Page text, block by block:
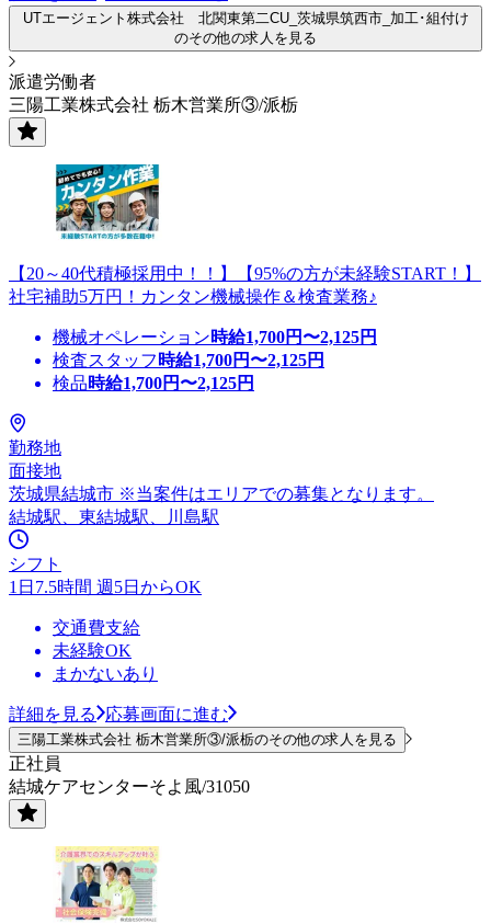
UTエージェント株式会社 北関東第二CU_茨城県筑西市_加工･組付け
のその他の求人を見る
派遣労働者
三陽工業株式会社 栃木営業所③/派栃
【20～40代積極採用中！！】【95%の方が未経験START！】
社宅補助5万円！カンタン機械操作＆検査業務♪
機械オペレーション時給1,700円〜2,125円
検査スタッフ 時給1,700円〜2,125円
検品時給1,700円〜2,125円
勤務地
面接地
茨城県結城市 ※当案件はエリアでの募集となります。
結城駅、東結城駅、川島駅
シフト
1日7.5時間 週5日からOK
交通費支給
未経験OK
まかないあり
詳細を見る 応募画面に進む
三陽工業株式会社 栃木営業所③/派栃のその他の求人を見る
正社員
結城ケアセンターそよ風/31050